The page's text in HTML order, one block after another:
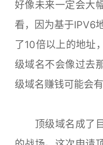
好像未来一定会大
看，因为基于IPV6
了10倍以上的地址
级域名不会像过去
级域名赚钱可能会有
顶级域名成了目